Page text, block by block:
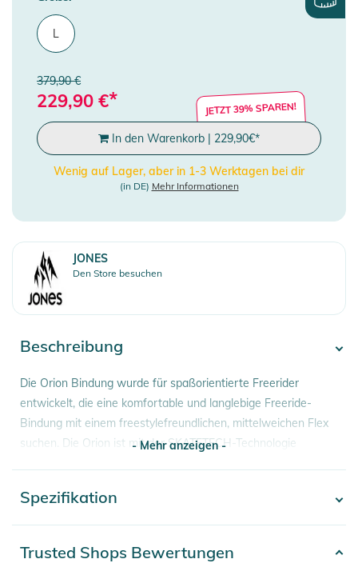
L
379,90 €
229,90 €* JETZT 39% SPAREN!
In den Warenkorb | 229,90€*
Wenig auf Lager, aber in 1-3 Werktagen bei dir
(in DE) Mehr Informationen
JONES
Den Store besuchen
Beschreibung
Die Orion Bindung wurde für spaßorientierte Freerider
entwickelt, die eine komfortable und langlebige Freeride-
Bindung mit einem freestylefreundlichen, mittelweichen Flex
suchen. Die Orion ist mit der SKATETECH-Technologie
Der Hangar 3.0 ist breiter für eine bessere Boot-Passform
und hat einen erweiterten Bushing Footprint für eine bessere
ist im unteren Bereich steifer und wird nach oben hin immer
- Mehr anzeigen -
Spezifikation
Trusted Shops Bewertungen